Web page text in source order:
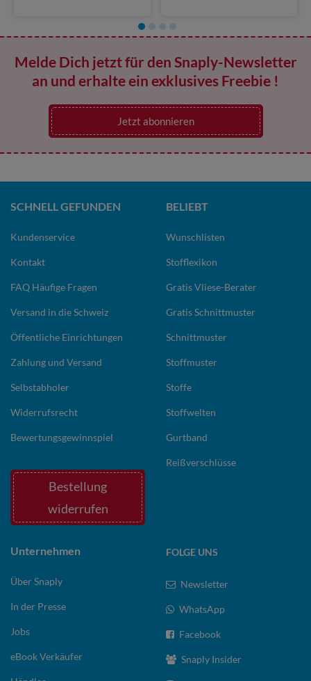
Melde Dich jetzt für den Snaply-Newsletter
an und erhalte ein exklusives Freebie !
Jetzt abonnieren
SCHNELL GEFUNDEN
Kundenservice
Kontakt
FAQ Häufige Fragen
Versand in die Schweiz
Öffentliche Einrichtungen
Zahlung und Versand
Selbstabholer
Widerrufsrecht
Bewertungsgewinnspiel
Bestellung
widerrufen
BELIEBT
Wunschlisten
Stofflexikon
Gratis Vliese-Berater
Gratis Schnittmuster
Schnittmuster
Stoffmuster
Stoffe
Stoffwelten
Gurtband
Reißverschlüsse
Unternehmen
Über Snaply
In der Presse
Jobs
eBook Verkäufer
FOLGE UNS
Newsletter
WhatsApp
Facebook
Snaply Insider